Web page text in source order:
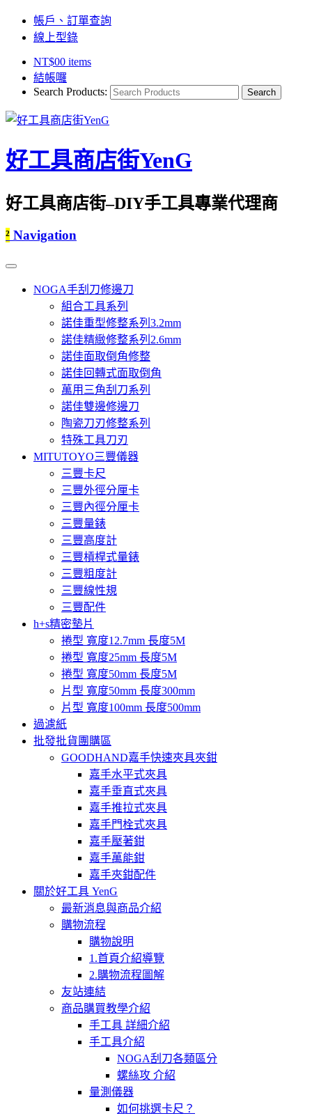
帳戶、訂單查詢
線上型錄
NT$00 items
結帳囉
Search Products:
好工具商店街YenG
好工具商店街–DIY手工具專業代理商
² Navigation
NOGA手刮刀修邊刀
組合工具系列
諾佳重型修整系列3.2mm
諾佳精緻修整系列2.6mm
諾佳面取倒角修整
諾佳回轉式面取倒角
萬用三角刮刀系列
諾佳雙邊修邊刀
陶瓷刀刃修整系列
特殊工具刀刃
MITUTOYO三豐儀器
三豐卡尺
三豐外徑分厘卡
三豐內徑分厘卡
三豐量錶
三豐高度計
三豐槓桿式量錶
三豐粗度計
三豐線性規
三豐配件
h+s精密墊片
捲型 寬度12.7mm 長度5M
捲型 寬度25mm 長度5M
捲型 寬度50mm 長度5M
片型 寬度50mm 長度300mm
片型 寬度100mm 長度500mm
過濾紙
批發批貨團購區
GOODHAND嘉手快速夾具夾鉗
嘉手水平式夾具
嘉手垂直式夾具
嘉手推拉式夾具
嘉手門栓式夾具
嘉手壓著鉗
嘉手萬能鉗
嘉手夾鉗配件
關於好工具 YenG
最新消息與商品介紹
購物流程
購物說明
1.首頁介紹導覽
2.購物流程圖解
友站連結
商品購買教學介紹
手工具 詳細介紹
手工具介紹
NOGA刮刀各類區分
螺絲攻 介紹
量測儀器
如何挑選卡尺？